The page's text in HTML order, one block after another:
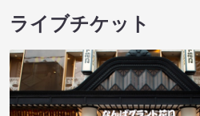
ライブチケット